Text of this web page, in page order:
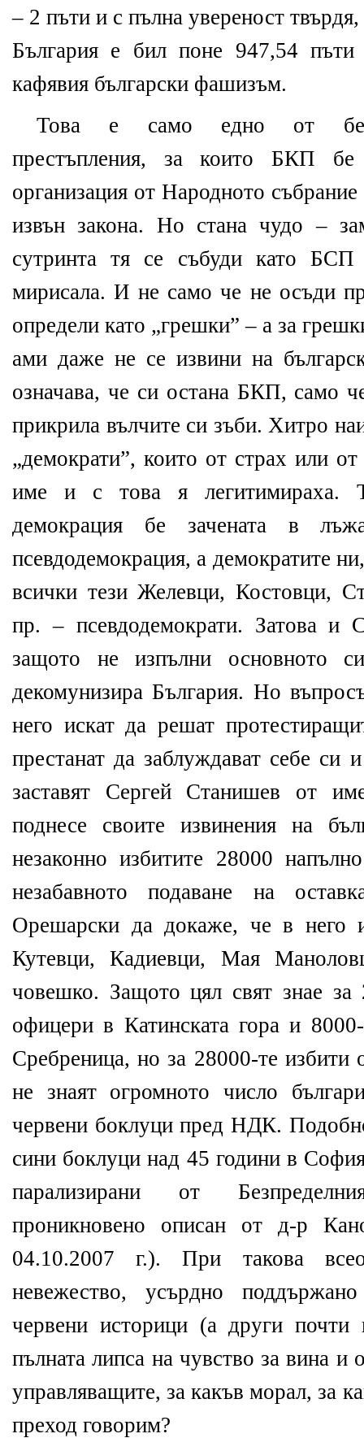
– 2 пъти и с пълна увереност
България е бил поне 947,54
кафявия български фашизъм.
Това е само едно от
престъпления, за които БКП бе
организация от Народното
извън закона. Но стана чудо –
сутринта тя се събуди като
мирисала. И не само че не осъди
определи като „грешки” – а за
ами даже не се извини на
означава, че си остана БКП, само
прикрила вълчите си зъби. Хитро
„демократи”, които от страх или
име и с това я легитимираха.
демокрация бе зачената в
псевдодемокрация, а демократите
всички тези Желевци, Костовци,
пр. – псевдодемократи. Затова и
защото не изпълни основното
декомунизира България. Но
него искат да решат
престанат да заблуждават себе
заставят Сергей Станишев от
поднесе своите извинения на
незаконно избитите 28000
незабавното подаване на
Орешарски да докаже, че в него
Кутевци, Кадиевци, Мая
човешко. Защото цял свят знае за
офицери в Катинската гора и
Сребреница, но за 28000-те
не знаят огромното число
червени боклуци пред НДК.
сини боклуци над 45 години в
парализирани от
проникновено описан от д-р
04.10.2007 г.). При такова
невежество, усърдно
червени историци (а други
пълната липса на чувство за вина и
управляващите, за какъв морал, за
преход говорим?